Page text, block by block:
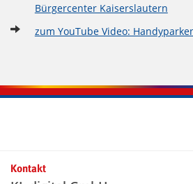
Bürgercenter Kaiserslautern
zum YouTube Video:
Kontakt